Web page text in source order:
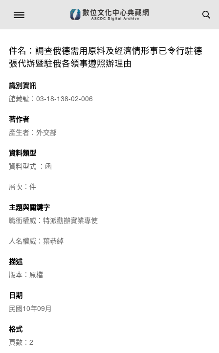
件名：調查俄德需用原料及經濟情形事已令行駐德
張代辦暨駐俄各領事遵照辦理由
識別資訊
館藏號：03-18-138-02-006
著作者
產生者：外交部
資料類型
資料型式 ：函
層次：件
主題與關鍵字
職銜權威：特派勸辦實業專使
人名權威：葉恭綽
描述
版本：原檔
日期
民國10年09月
格式
頁數：2